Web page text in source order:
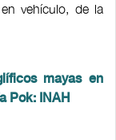
vehículo, de la
mayas en
Pok: INAH